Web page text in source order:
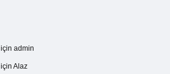
için admin
için Alaz